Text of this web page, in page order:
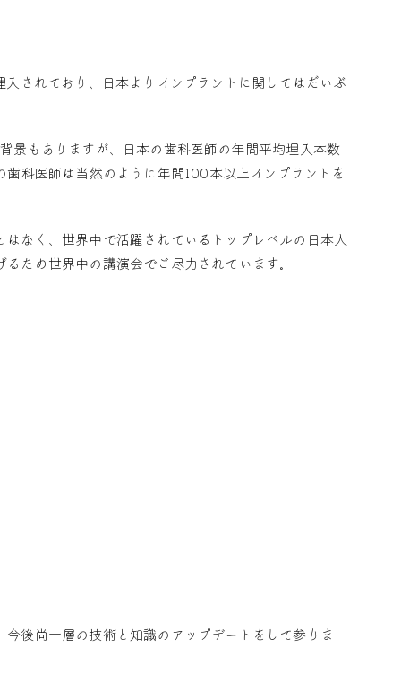
されており、日本よりインプラントに関してはだいぶ
景もありますが、日本の歯科医師の年間平均埋入本数
科医師は当然のように年間100本以上インプラントを
なく、世界中で活躍されているトップレベルの日本人
ため世界中の講演会でご尽力されています。
後尚一層の技術と知識のアップデートをして参りま